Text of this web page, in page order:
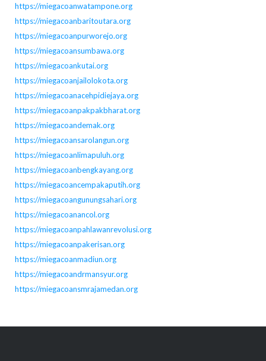
https://miegacoanwatampone.org
https://miegacoanbaritoutara.org
https://miegacoanpurworejo.org
https://miegacoansumbawa.org
https://miegacoankutai.org
https://miegacoanjailolokota.org
https://miegacoanacehpidiejaya.org
https://miegacoanpakpakbharat.org
https://miegacoandemak.org
https://miegacoansarolangun.org
https://miegacoanlimapuluh.org
https://miegacoanbengkayang.org
https://miegacoancempakaputih.org
https://miegacoangunungsahari.org
https://miegacoanancol.org
https://miegacoanpahlawanrevolusi.org
https://miegacoanpakerisan.org
https://miegacoanmadiun.org
https://miegacoandrmansyur.org
https://miegacoansmrajamedan.org